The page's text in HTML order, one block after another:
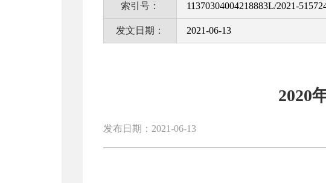
索引号： 11370304004218883L/2021-
发文日期： 2021-06-13
2020
发布日期：2021-06-13